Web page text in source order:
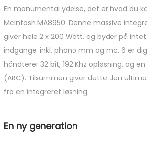
En monumental ydelse, det er hvad du
McIntosh MA8950. Denne massive
giver hele 2 x 200 Watt, og byder på
indgange, inkl. phono mm og mc. 6 er
håndterer 32 bit, 192 Khz opløsning, og en
(ARC). Tilsammen giver dette den
fra en integreret løsning.
En ny generation